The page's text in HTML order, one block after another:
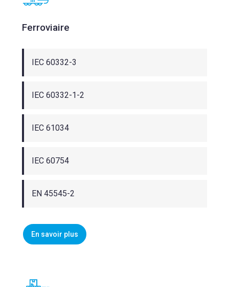
Ferroviaire
IEC 60332-3
IEC 60332-1-2
IEC 61034
IEC 60754
EN 45545-2
En savoir plus